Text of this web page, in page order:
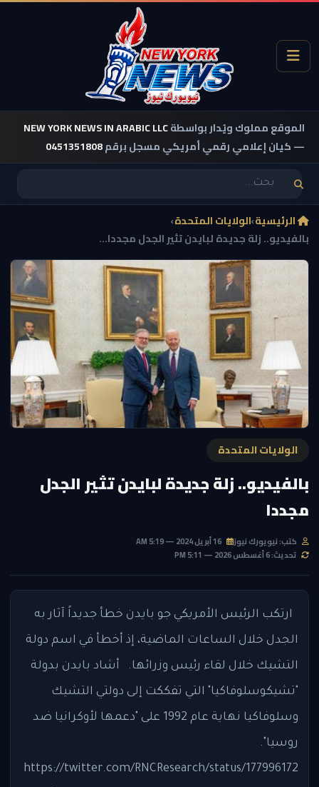
الموقع مملوك ويُدار بواسطةNEW YORK NEWS IN ARABIC LLC
— كيان إعلامي رقمي أمريكي مسجل برقم0451351808
الرئيسية›الولايات المتحدة›
بالفيديو.. زلة جديدة لبايدن تثير الجدل مجددا...
الولايات المتحدة
بالفيديو.. زلة جديدة لبايدن تثير الجدل
مجددا
كتب: نيويورك نيوز
تحديث: 6 أغسطس 2026 — 5:11 PM
ارتكب الرئيس الأمريكي جو بايدن خطأ جديداً آثار به
الجدل خلال الساعات الماضية، إذ أخطأ في اسم دولة
التشيك خلال لقاء رئيس وزرائها. أشاد بايدن بدولة
"تشيكوسلوفاكيا" التي تفككت إلى دولتي التشيك
وسلوفاكيا نهاية عام 1992 على "دعمها لأوكرانيا ضد
روسيا".
https://twitter.com/RNCResearch/status/177996172